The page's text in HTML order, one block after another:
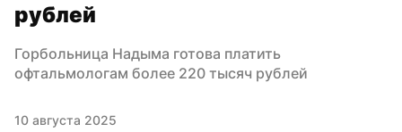
рублей
Горбольница Надыма готова платить
офтальмологам более 220 тысяч рублей
10 августа 2025